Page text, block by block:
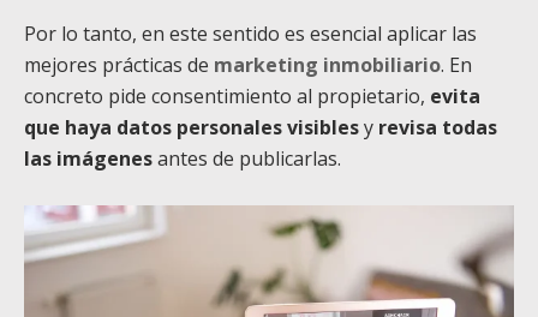
Por lo tanto, en este sentido es esencial aplicar las
mejores prácticas de marketing inmobiliario. En
concreto pide consentimiento al propietario, evita
que haya datos personales visiblesy revisa todas
las imágenesantes de publicarlas.